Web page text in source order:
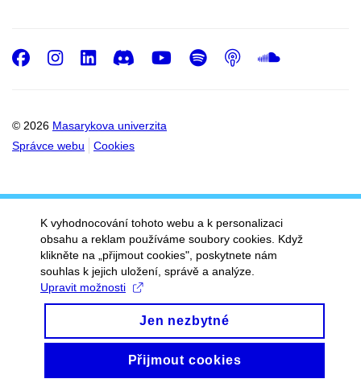
© 2026 Masarykova univerzita
Správce webu
Cookies
Facebook
Instagram
LinkedIn
DiscordYoutube
Spotify
Podcast
K vyhodnocování tohoto webu a k personalizaci
obsahu a reklam používáme soubory cookies. Když
klikněte na „přijmout cookies", poskytnete nám
souhlas k jejich uložení, správě a analýze.
Upravit možnosti
Jen nezbytné
Přijmout cookies